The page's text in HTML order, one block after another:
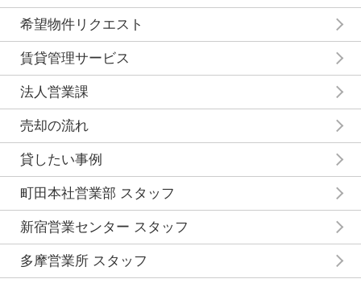
希望物件リクエスト
賃貸管理サービス
法人営業課
売却の流れ
貸したい事例
町田本社営業部 スタッフ
新宿営業センター スタッフ
多摩営業所 スタッフ